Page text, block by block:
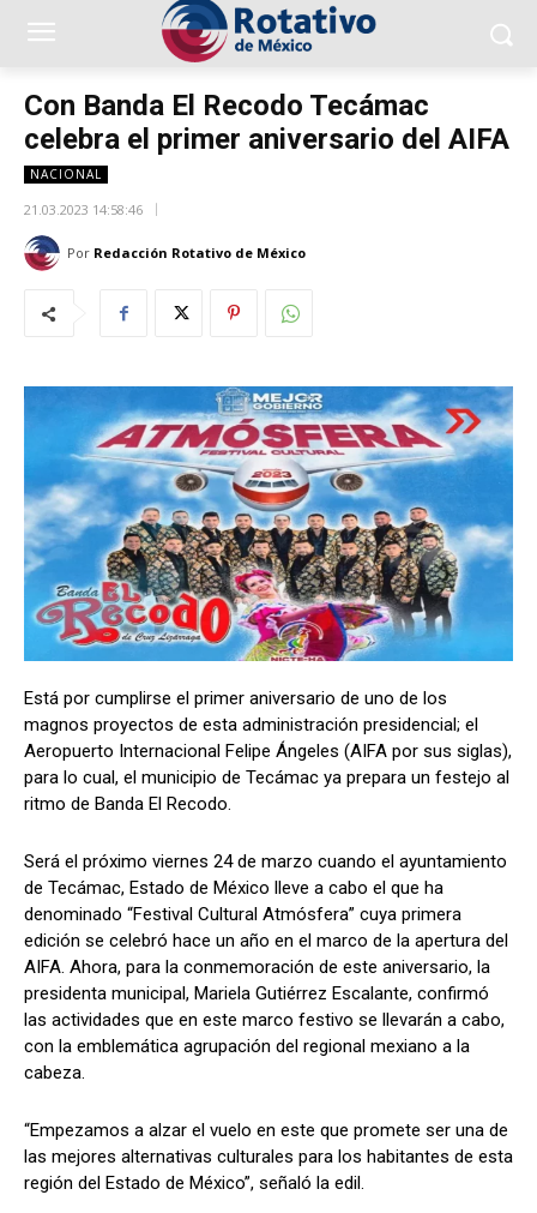
Con Banda El Recodo Tecámac
celebra el primer aniversario del AIFA
NACIONAL
21.03.2023 14:58:46
Por Redacción Rotativo de México
Está por cumplirse el primer aniversario de uno de los
magnos proyectos de esta administración presidencial; el
Aeropuerto Internacional Felipe Ángeles (AIFA por sus siglas),
para lo cual, el municipio de Tecámac ya prepara un festejo al
ritmo de Banda El Recodo.
Será el próximo viernes 24 de marzo cuando el ayuntamiento
de Tecámac, Estado de México lleve a cabo el que ha
denominado “Festival Cultural Atmósfera” cuya primera
edición se celebró hace un año en el marco de la apertura del
AIFA. Ahora, para la conmemoración de este aniversario, la
presidenta municipal, Mariela Gutiérrez Escalante, confirmó
las actividades que en este marco festivo se llevarán a cabo,
con la emblemática agrupación del regional mexiano a la
cabeza.
“Empezamos a alzar el vuelo en este que promete ser una de
las mejores alternativas culturales para los habitantes de esta
región del Estado de México”, señaló la edil.